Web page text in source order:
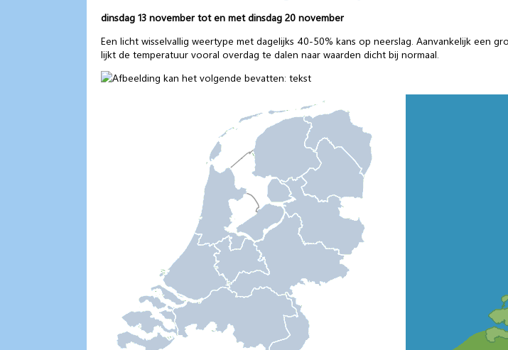
dinsdag 13 november tot en met dinsdag 20 november
Een licht wisselvallig weertype met dagelijks 40-50% kans op neerslag. Aanvankelijk een
lijkt de temperatuur vooral overdag te dalen naar waarden dicht bij normaal.